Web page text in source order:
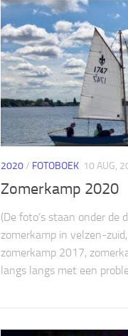
2020/ FOTOBOEK 10 AUG,
Zomerkamp 2020
(De foto’s staan onder de
zomerkamp in velzen-
zomerkamp 2017,
langs langs met een